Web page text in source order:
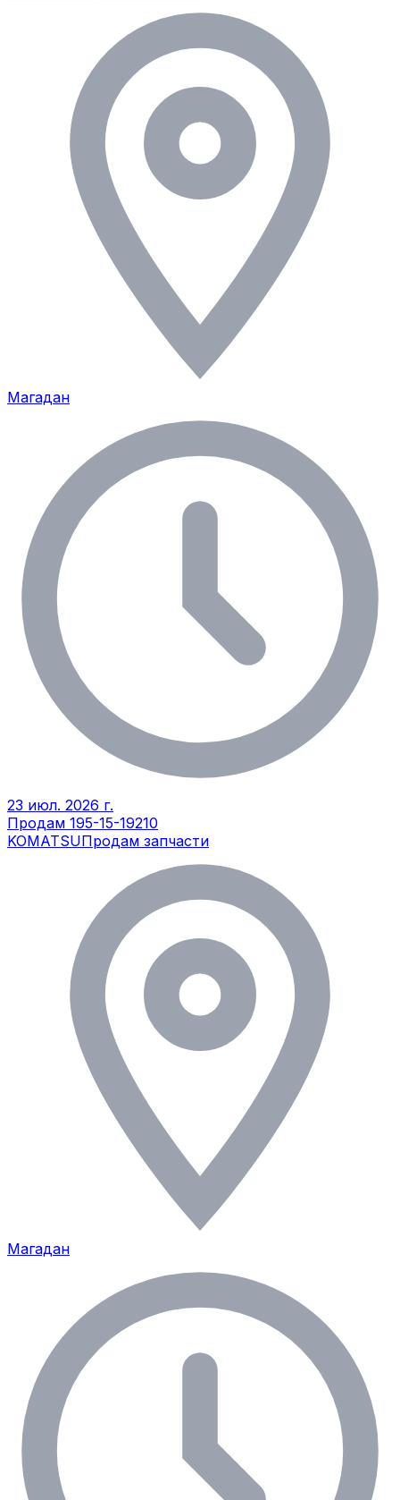
Магадан
23 июл. 2026 г.
Продам 195-15-19210
KOMATSUПродам запчасти
Магадан